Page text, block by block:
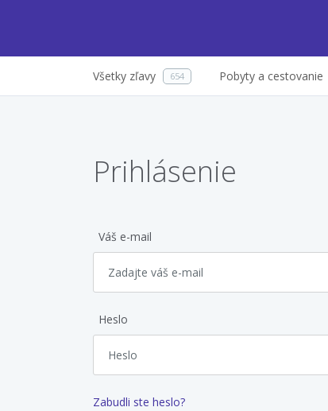
Všetky zľavy 654 Pobyty a cestovanie
Prihlásenie
Váš e-mail
Heslo
Zabudli ste heslo?